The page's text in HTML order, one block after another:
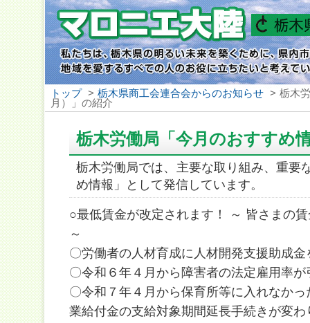
トップ > 栃木県商工会連合会からのお知らせ > 栃木
月）」の紹介
栃木労働局「今月のおすすめ
栃木労働局では、主要な取り組み、重要
め情報」として発信しています。
○最低賃金が改定されます！ ～ 皆さまの
～
〇労働者の人材育成に人材開発支援助成
〇令和６年４月から障害者の法定雇用率
〇令和７年４月から保育所等に入れなか
業給付金の支給対象期間延長手続きが変わ